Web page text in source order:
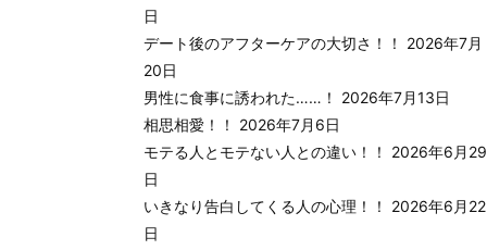
日
デート後のアフターケアの大切さ！！
2026年7月
20日
男性に食事に誘われた……！
2026年7月13日
相思相愛！！
2026年7月6日
モテる人とモテない人との違い！！
2026年6月29
日
いきなり告白してくる人の心理！！
2026年6月22
日